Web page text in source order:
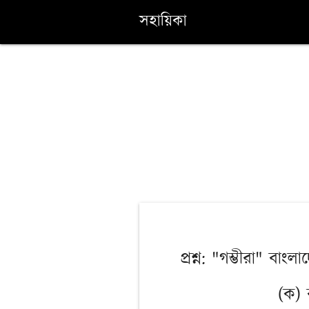
সহায়িকা
প্রশ্ন: "গম্ভীরা"
(ক)